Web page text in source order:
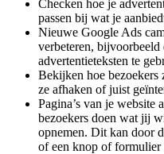
Checken hoe je
passen bij wat je
Nieuwe Google Ads
verbeteren,
advertentieteksten te
Bekijken hoe bezoekers
ze afhaken of juist
Pagina’s van je website
bezoekers doen wat jij
opnemen. Dit kan door
of een knop of formulier